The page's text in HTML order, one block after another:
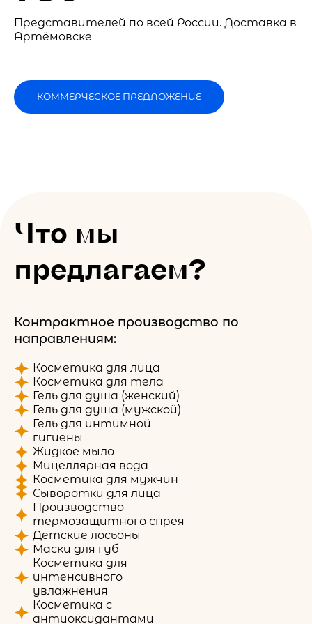
Представителей по всей России. Доставка в
Артёмовске
КОММЕРЧЕСКОЕ ПРЕДЛОЖЕНИЕ
Что мы
предлагаем?
Контрактное производство по
направлениям:
Косметика для лица
Косметика для тела
Гель для душа (женский)
Гель для душа (мужской)
Гель для интимной
гигиены
Жидкое мыло
Мицеллярная вода
Косметика для мужчин
Сыворотки для лица
Производство
термозащитного спрея
Детские лосьоны
Маски для губ
Косметика для
интенсивного
увлажнения
Косметика с
антиоксидантами